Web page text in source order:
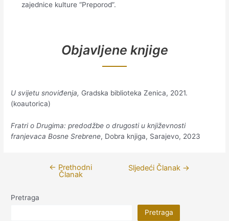
zajednice kulture “Preporod”.
Objavljene knjige
U svijetu snoviđenja, Gradska biblioteka Zenica, 2021.
(koautorica)
Fratri o Drugima: predodžbe o drugosti u književnosti
franjevaca Bosne Srebrene, Dobra knjiga, Sarajevo, 2023
Navigacija
← Prethodni
Članak
Sljedeći Članak →
Pretraga
Pretraga